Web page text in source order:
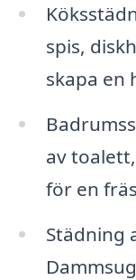
spis,
skapa en
av
för en
Städning